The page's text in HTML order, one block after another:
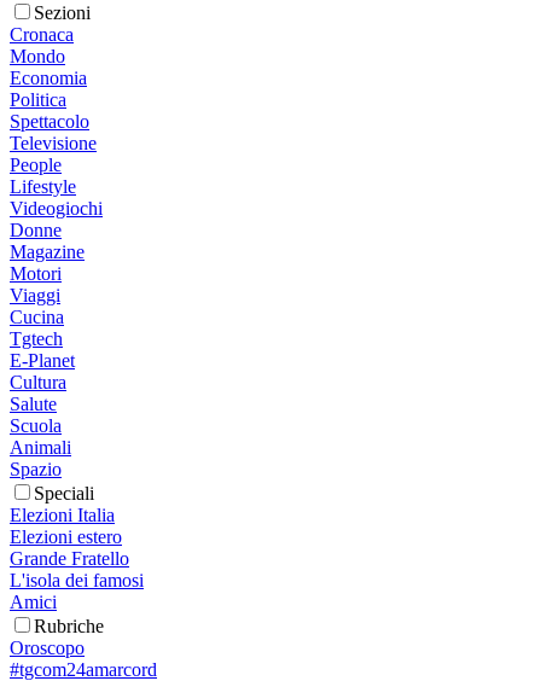
Sezioni
Cronaca
Mondo
Economia
Politica
Spettacolo
Televisione
People
Lifestyle
Videogiochi
Donne
Magazine
Motori
Viaggi
Cucina
Tgtech
E-Planet
Cultura
Salute
Scuola
Animali
Spazio
Speciali
Elezioni Italia
Elezioni estero
Grande Fratello
L'isola dei famosi
Amici
Rubriche
Oroscopo
#tgcom24amarcord